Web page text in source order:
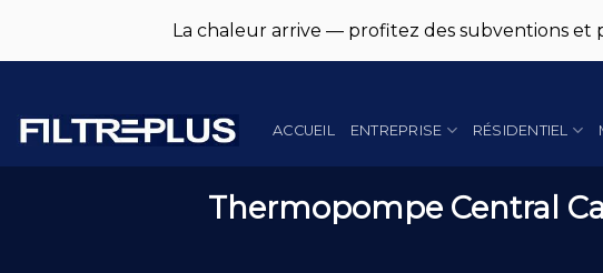
content
ACCUEIL ENTREPRISE RÉSIDENTIEL
Thermopompe Central
La chaleur arrive — profitez des subventions et